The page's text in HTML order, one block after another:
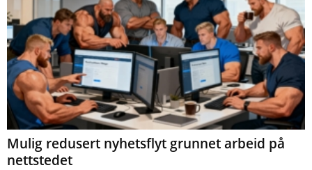
Mulig redusert nyhetsflyt grunnet arbeid på
nettstedet